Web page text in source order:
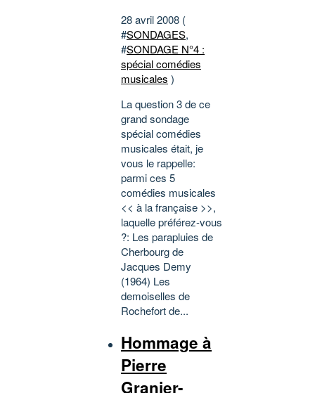
28 avril 2008 (
#SONDAGES,
#SONDAGE N°4 :
spécial comédies
musicales )
La question 3 de ce
grand sondage
spécial comédies
musicales était, je
vous le rappelle:
parmi ces 5
comédies musicales
<< à la française >>,
laquelle préférez-vous
?: Les parapluies de
Cherbourg de
Jacques Demy
(1964) Les
demoiselles de
Rochefort de...
Hommage à
Pierre
Granier-